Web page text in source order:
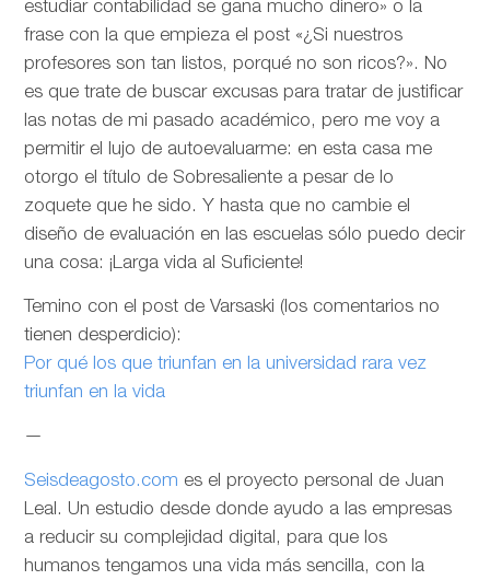
estudiar contabilidad se gana mucho dinero» o la
frase con la que empieza el post «¿Si nuestros
profesores son tan listos, porqué no son ricos?». No
es que trate de buscar excusas para tratar de justificar
las notas de mi pasado académico, pero me voy a
permitir el lujo de autoevaluarme: en esta casa me
otorgo el título de Sobresaliente a pesar de lo
zoquete que he sido. Y hasta que no cambie el
diseño de evaluación en las escuelas sólo puedo decir
una cosa: ¡Larga vida al Suficiente!
Temino con el post de Varsaski (los comentarios no
tienen desperdicio):
Por qué los que triunfan en la universidad rara vez
triunfan en la vida
—
Seisdeagosto.com es el proyecto personal de Juan
Leal. Un estudio desde donde ayudo a las empresas
a reducir su complejidad digital, para que los
humanos tengamos una vida más sencilla, con la